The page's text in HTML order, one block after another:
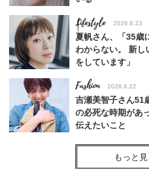
Lifestyle 2026.6.23
夏帆さん、「35歳
わからない。 新し
をしています」
Fashion 2026.6.22
吉瀬美智子さん51
の必死な時期があ
伝えたいこと
Fashion
【40代コンサバ派